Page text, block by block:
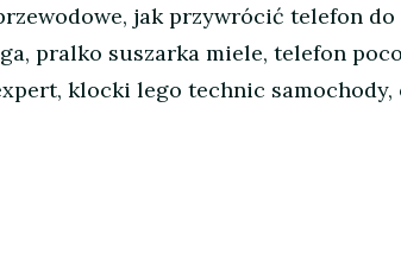
jak przywrócić telefon
pralko suszarka miele, telefon
klocki lego technic